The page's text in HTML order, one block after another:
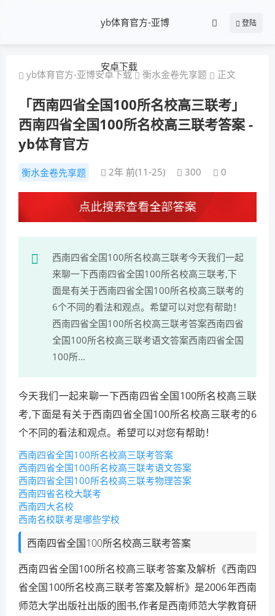
yb体育官方-亚博
安卓下载
登陆
yb体育官方-亚博安卓下载 衡水金卷先享题 正文
「西南四省全国100所名校高三联考」
西南四省全国100所名校高三联考答案 -
yb体育官方
衡水金卷先享题 2年 前(11-25) 300 0
西南四省全国100所名校高三联考今天我们一起
来聊一下西南四省全国100所名校高三联考,下
面是有关于西南四省全国100所名校高三联考的
6个不同的看法和观点。希望可以对您有帮助！
西南四省全国100所名校高三联考答案西南四省
全国100所名校高三联考语文答案西南四省全国
100所...
今天我们一起来聊一下西南四省全国100所名校高三联
考,下面是有关于西南四省全国100所名校高三联考的6
个不同的看法和观点。希望可以对您有帮助！
西南四省全国100所名校高三联考答案
西南四省全国100所名校高三联考语文答案
西南四省全国100所名校高三联考物理答案
西南四省名校大联考
西南四大名校
西南名校联考是哪些学校
西南四省全国100所名校高三联考答案
西南四省全国100所名校高三联考答案及解析《西南四
省全国100所名校高三联考答案及解析》是2006年西南
师范大学出版社出版的图书,作者是西南师范大学教育研